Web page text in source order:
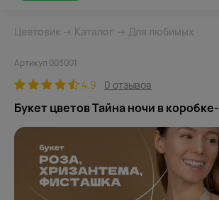
Цветовик → Каталог → Для любимых
Артикул 003001
4.9 0 отзывов
Букет цветов Тайна ночи в